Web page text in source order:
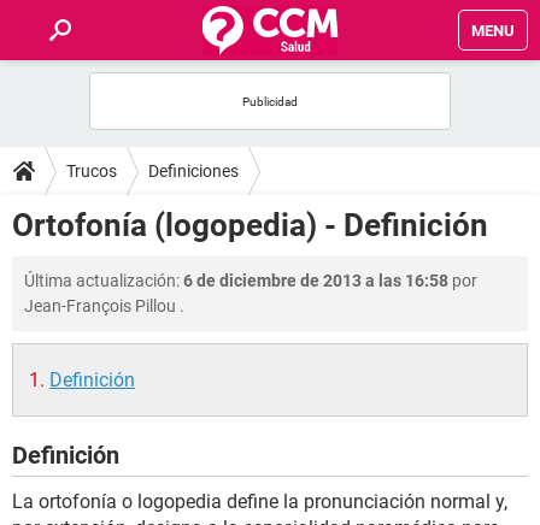
MENU
FOROS
SALUD
FAMILIA
NUTRICIÓN
SEXUALIDAD
Trucos Definiciones
Ortofonía (logopedia) - Definición
Última actualización:6 de diciembre de 2013 a las 16:58 por
Jean-François Pillou .
Definición
Definición
La ortofonía o logopedia define la pronunciación normal y,